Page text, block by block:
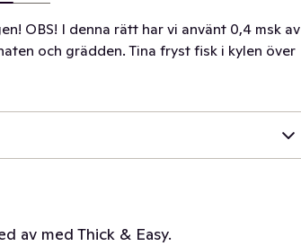
OBS! I denna rätt har vi använt 0,4 msk av
och grädden. Tina fryst fisk i kylen över
av med Thick & Easy.